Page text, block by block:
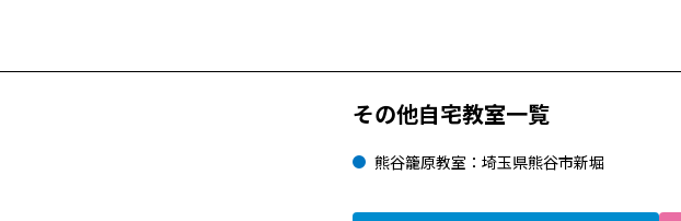
その他自宅教室一覧
熊谷籠原教室：埼玉県熊谷市新堀